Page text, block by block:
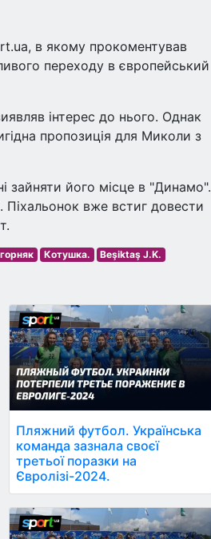
в якому прокоментував
переходу в європейський
інтерес до нього. Однак
пропозиція для Миколи з
зайняти його місце в "Динамо".
вже встиг довести
Котушка. Beşiktaş J.K.
Пляжний футбол. Українська
команда зазнала своєї
третьої поразки на
Євролізі-2024.